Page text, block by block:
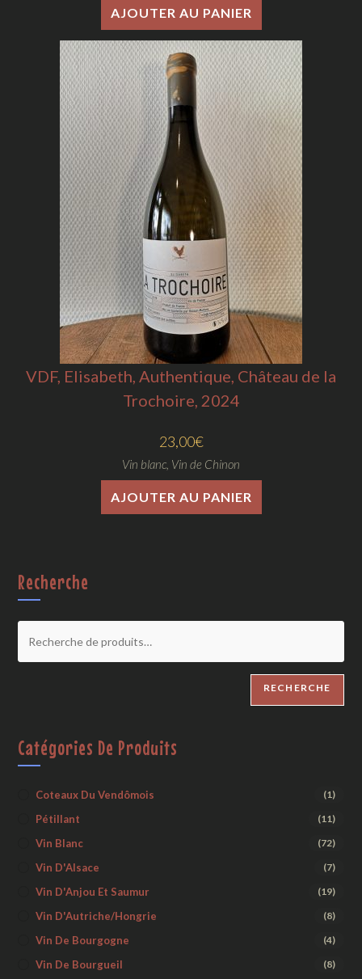
AJOUTER AU PANIER
VDF, Elisabeth, Authentique, Château de la
Trochoire, 2024
23,00€
Vin blanc Vin de Chinon
AJOUTER AU PANIER
Recherche
RECHERCHE
Catégories De Produits
Coteaux Du Vendômois (1)
Pétillant (11)
Vin Blanc (72)
Vin D'Alsace (7)
Vin D'Anjou Et Saumur (19)
Vin D'Autriche/Hongrie (8)
Vin De Bourgogne (4)
Vin De Bourgueil (8)